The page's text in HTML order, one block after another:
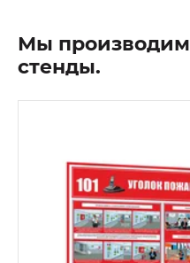
Мы
стенды.